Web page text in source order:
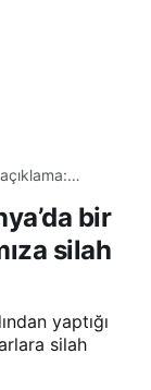
silah çektibir
silah
yaptığı
silah